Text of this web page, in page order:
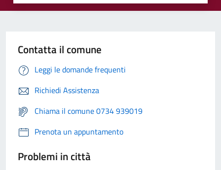
Contatta il comune
Leggi le domande frequenti
Richiedi Assistenza
Chiama il comune 0734 939019
Prenota un appuntamento
Problemi in città